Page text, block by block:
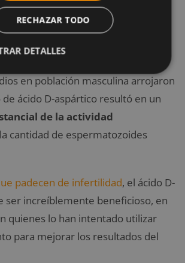
D-aspártico en mujeres, pero
un efecto positivo en la
en población masculina arrojaron
ácido D-aspártico resultó en un
de la actividad
cantidad de espermatozoides
padecen de infertilidad, el ácido D-
ser increíblemente beneficioso, en
quienes lo han intentado utilizar
para mejorar los resultados del
RECHAZAR TODO
DETALLES